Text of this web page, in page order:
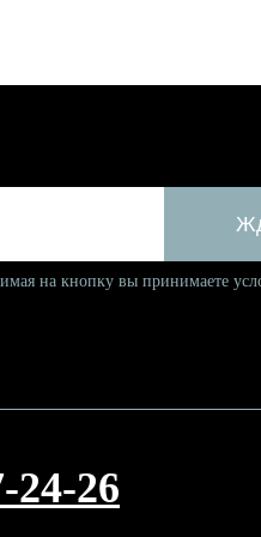
на кнопку вы принимаете
24-26